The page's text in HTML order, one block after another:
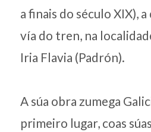
a finais do século XIX),
vía do tren, na
Iria Flavia (Padrón).
A súa obra zumega
primeiro lugar, coas